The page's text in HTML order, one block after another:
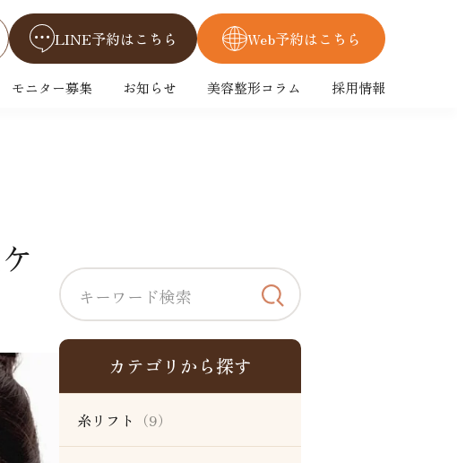
LINE予約はこちら Web予約はこちら
モニター募集 お知らせ 美容整形コラム 採用情報
カテゴリから探す
糸リフト （9）